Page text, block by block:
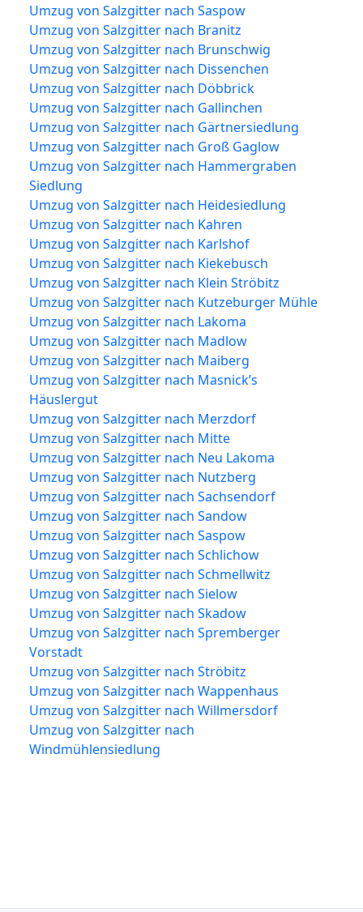
Umzug von Salzgitter nach Saspow
Umzug von Salzgitter nach Branitz
Umzug von Salzgitter nach Brunschwig
Umzug von Salzgitter nach Dissenchen
Umzug von Salzgitter nach Döbbrick
Umzug von Salzgitter nach Gallinchen
Umzug von Salzgitter nach Gärtnersiedlung
Umzug von Salzgitter nach Groß Gaglow
Umzug von Salzgitter nach Hammergraben
Siedlung
Umzug von Salzgitter nach Heidesiedlung
Umzug von Salzgitter nach Kahren
Umzug von Salzgitter nach Karlshof
Umzug von Salzgitter nach Kiekebusch
Umzug von Salzgitter nach Klein Ströbitz
Umzug von Salzgitter nach Kutzeburger Mühle
Umzug von Salzgitter nach Lakoma
Umzug von Salzgitter nach Madlow
Umzug von Salzgitter nach Maiberg
Umzug von Salzgitter nach Masnick’s
Häuslergut
Umzug von Salzgitter nach Merzdorf
Umzug von Salzgitter nach Mitte
Umzug von Salzgitter nach Neu Lakoma
Umzug von Salzgitter nach Nutzberg
Umzug von Salzgitter nach Sachsendorf
Umzug von Salzgitter nach Sandow
Umzug von Salzgitter nach Saspow
Umzug von Salzgitter nach Schlichow
Umzug von Salzgitter nach Schmellwitz
Umzug von Salzgitter nach Sielow
Umzug von Salzgitter nach Skadow
Umzug von Salzgitter nach Spremberger
Vorstadt
Umzug von Salzgitter nach Ströbitz
Umzug von Salzgitter nach Wappenhaus
Umzug von Salzgitter nach Willmersdorf
Umzug von Salzgitter nach
Windmühlensiedlung